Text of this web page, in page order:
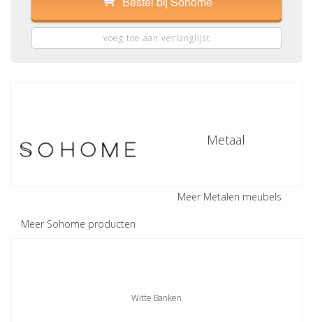
voeg toe aan verlanglijst
Meer Sohome producten
Metaal
Meer Metalen meubels
Witte Banken